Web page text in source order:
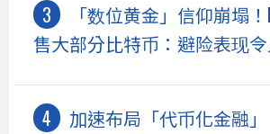
「数位黄金」信仰崩塌！
售大部分比特币：避险表现
加速布局「代币化金融